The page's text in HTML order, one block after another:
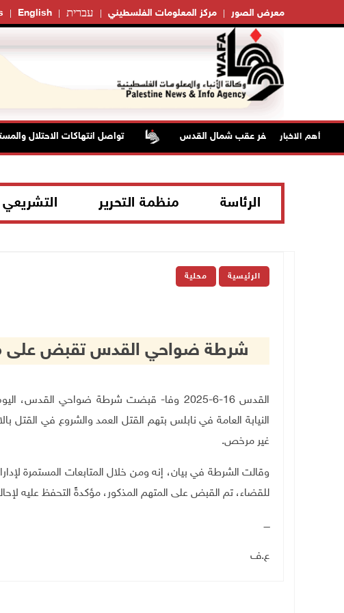
English עברית مركز المعلومات الفلسطيني معرض الصور
أهم الاخبار تواصل انتهاكات الاحتلال
الرئاسة منظمة التحرير التشريعي
الرئيسية محلية
شرطة ضواحي القدس تقبض على
القدس 16-6-2025 وفا- قبضت شرطة ضواحي
النيابة العامة في نابلس بتهم القتل العمد والشروع في القتل
غير مرخص.
وقالت الشرطة في بيان، إنه ومن خلال المتابعات المستمرة
للقضاء، تم القبض على المتهم المذكور، مؤكدةً التحفظ عليه
ــــ
ع.ف